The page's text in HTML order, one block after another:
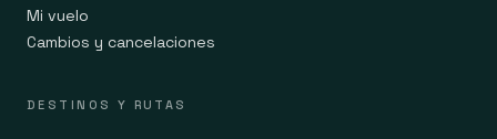
Mi vuelo
Cambios y cancelaciones
DESTINOS Y RUTAS